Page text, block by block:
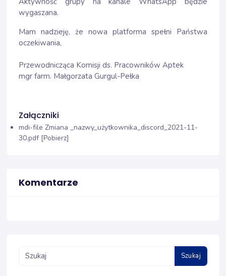
wygaszana.
Mam nadzieję, że nowa platforma spełni Państwa
oczekiwania,
Przewodnicząca Komisji ds. Pracowników Aptek
mgr farm. Małgorzata Gurgul-Pełka
Załączniki
mdi-file Zmiana _nazwy_użytkownika_discord_2021-11-
30.pdf [Pobierz]
Komentarze
Szukaj